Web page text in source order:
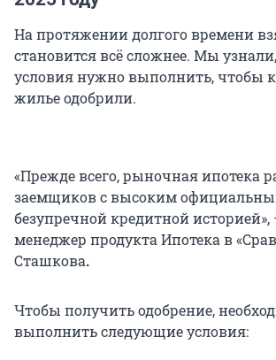
На протяжении долгого времени
становится всё сложнее. Мы
условия нужно выполнить, чтобы
жилье одобрили.
«Прежде всего, рыночная ипотека
заемщиков с высоким
безупречной кредитной историей»,
менеджер продукта Ипотека в
Сташкова.
Чтобы получить одобрение,
выполнить следующие условия: